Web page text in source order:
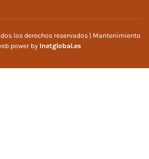
los derechos reservados | Mantenimiento
power by Inetglobal.es